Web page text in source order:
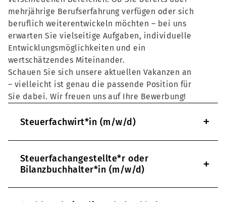
mehrjährige Berufserfahrung verfügen oder sich
beruflich weiterentwickeln möchten – bei uns
erwarten Sie vielseitige Aufgaben, individuelle
Entwicklungsmöglichkeiten und ein
wertschätzendes Miteinander.
Schauen Sie sich unsere aktuellen Vakanzen an
– vielleicht ist genau die passende Position für
Sie dabei. Wir freuen uns auf Ihre Bewerbung!
Steuerfachwirt*in (m/w/d) +
Steuerfachangestellte*r oder
Bilanzbuchhalter*in (m/w/d)
+